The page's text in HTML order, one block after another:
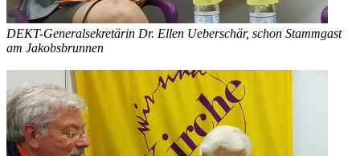
DEKT-Generalsekretärin Dr. Ellen Ueberschär, schon Stammgast
am Jakobsbrunnen